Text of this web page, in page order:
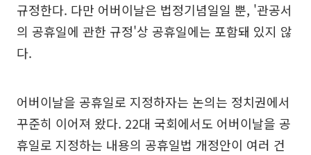
규정한다. 다만 어버이날은 법정기념일일 뿐, '관공서
의 공휴일에 관한 규정'상 공휴일에는 포함돼 있지 않
다.
어버이날을 공휴일로 지정하자는 논의는 정치권에서
꾸준히 이어져 왔다. 22대 국회에서도 어버이날을 공
휴일로 지정하는 내용의 공휴일법 개정안이 여러 건